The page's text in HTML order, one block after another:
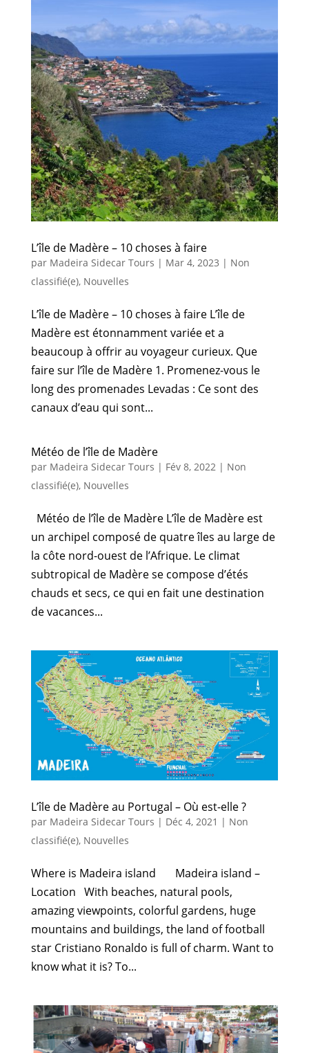
L’île de Madère – 10 choses à faire
par Madeira Sidecar Tours | Mar 4, 2023 | Non
classifié(e), Nouvelles
L’île de Madère – 10 choses à faire L’île de
Madère est étonnamment variée et a
beaucoup à offrir au voyageur curieux. Que
faire sur l’île de Madère 1. Promenez-vous le
long des promenades Levadas : Ce sont des
canaux d’eau qui sont...
Météo de l’île de Madère
par Madeira Sidecar Tours | Fév 8, 2022| Non
classifié(e), Nouvelles
Météo de l’île de Madère L’île de Madère est
un archipel composé de quatre îles au large de
la côte nord-ouest de l’Afrique. Le climat
subtropical de Madère se compose d’étés
chauds et secs, ce qui en fait une destination
de vacances...
L’île de Madère au Portugal – Où est-elle ?
par Madeira Sidecar Tours | Déc 4, 2021 | Non
classifié(e), Nouvelles
Where is Madeira island Madeira island –
Location With beaches, natural pools,
amazing viewpoints, colorful gardens, huge
mountains and buildings, the land of football
star Cristiano Ronaldo is full of charm. Want to
know what it is? To...